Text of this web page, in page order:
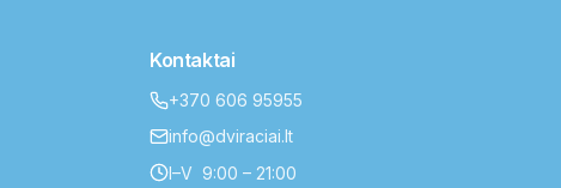
Kontaktai
+370 606 95955
info@dviraciai.lt
I–V 9:00 – 21:00